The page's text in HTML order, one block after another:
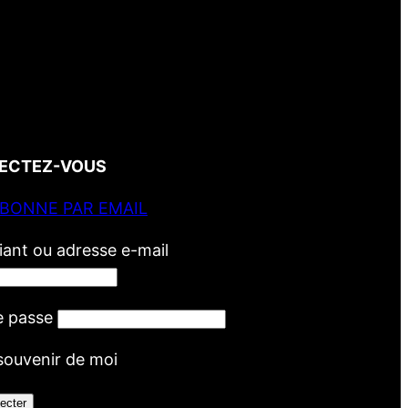
VOUS
PAR EMAIL
ou adresse e-mail
passe
de moi